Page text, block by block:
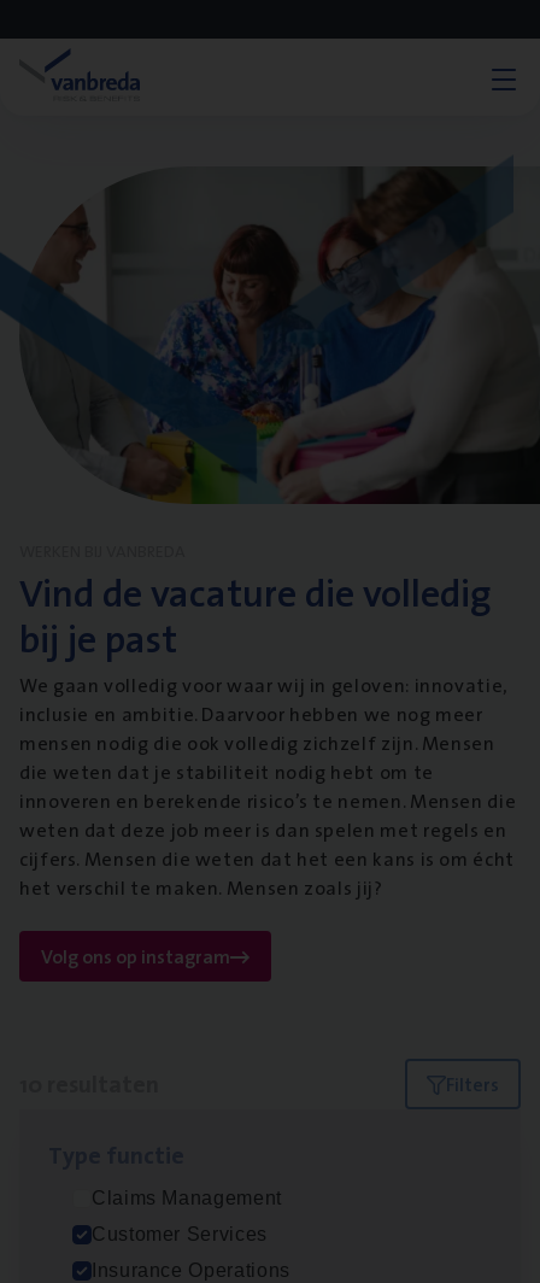
Vind de vacature die volledig
bij je past
We gaan volledig voor waar wij in geloven: innovatie,
inclusie en ambitie. Daarvoor hebben we nog meer
mensen nodig die ook volledig zichzelf zijn. Mensen
die weten dat je stabiliteit nodig hebt om te
innoveren en berekende risico’s te nemen. Mensen die
weten dat deze job meer is dan spelen met regels en
cijfers. Mensen die weten dat het een kans is om écht
het verschil te maken. Mensen zoals jij?
Volg ons op instagram
Filters
Claims Management
Customer Services
Insurance Operations
Busi­ness Analyst
IT, Change & Innovation
Antwerpen